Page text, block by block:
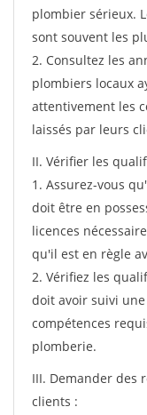
plombier sérieux.
sont souvent les
2. Consultez les
plombiers locaux
attentivement les
laissés par leurs
II. Vérifier les
1. Assurez-vous
doit être en
licences
qu'il est en règle
2. Vérifiez les
doit avoir suivi
compétences
plomberie.
III. Demander des
clients :